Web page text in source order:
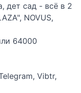
дет сад - всё в 2
NOVUS,
64000
Vibtr,